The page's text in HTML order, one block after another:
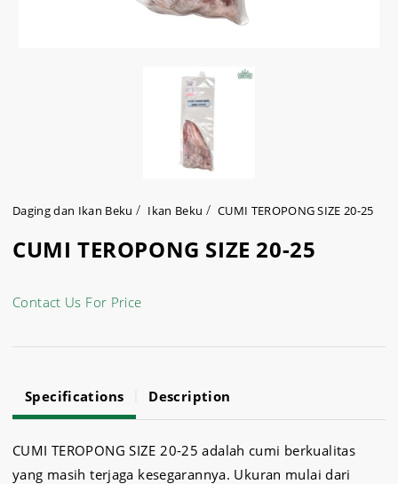
Daging dan Ikan Beku Ikan Beku CUMI TEROPONG SIZE 20-25
CUMI TEROPONG SIZE 20-25
Contact Us For Price
Specifications Description
CUMI TEROPONG SIZE 20-25 adalah cumi berkualitas
yang masih terjaga kesegarannya. Ukuran mulai dari